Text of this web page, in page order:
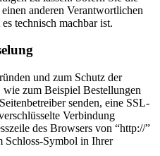
anderen Verantwortlichen
technisch machbar ist.
und zum Schutz der
zum Beispiel Bestellungen
senden, eine SSL-
Verbindung
des Browsers von “http://”
Schloss-Symbol in Ihrer